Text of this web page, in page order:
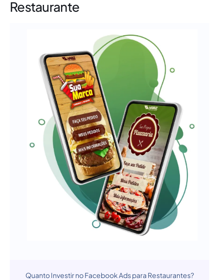
Restaurante
Quanto Investir no Facebook Ads para Restaurantes?